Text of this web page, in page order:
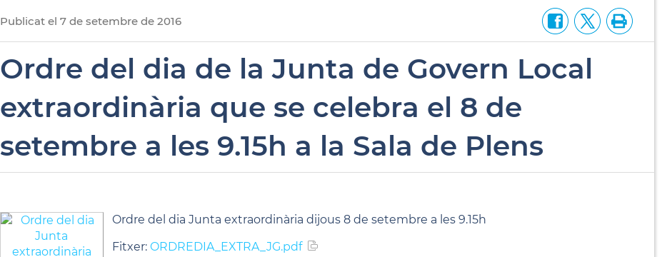
Publicat el 7 desetembre de2016
Ordre del dia de la Junta de Govern Local
extraordinària que se celebra el 8 de
setembre a les 9.15h a la Sala de Plens
Ordre del dia Junta extraordinària dijous 8 de setembre a les 9.15h
Fitxer: ORDREDIA_EXTRA_JG.pdf